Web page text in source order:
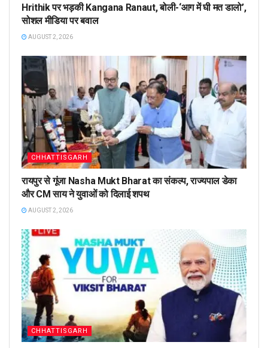
Hrithik पर भड़की Kangana Ranaut, बोली-‘आग में घी मत डालो’,
सोशल मीडिया पर बवाल
AUGUST 2, 2026
CHHATTISGARH
रायपुर से गूंजा Nasha Mukt Bharat का संकल्प, राज्यपाल डेका
और CM साय ने युवाओं को दिलाई शपथ
AUGUST 2, 2026
CHHATTISGARH